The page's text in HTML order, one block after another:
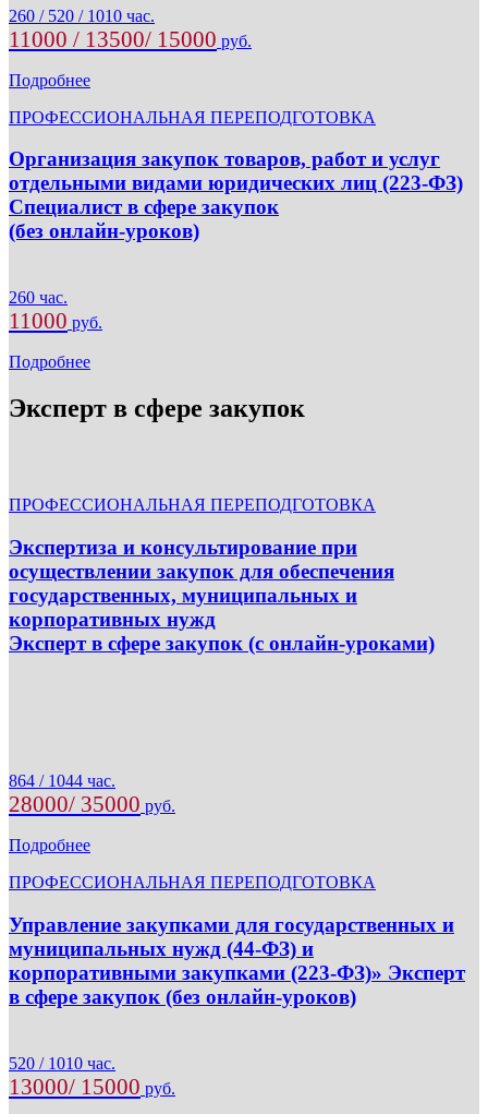
260 / 520 / 1010 час.
11000 / 13500/ 15000 руб.
Подробнее
ПРОФЕССИОНАЛЬНАЯ ПЕРЕПОДГОТОВКА
Организация закупок товаров, работ и услуг
отдельными видами юридических лиц (223-ФЗ)
Специалист в сфере закупок
(без онлайн-уроков)
260 час.
11000 руб.
Подробнее
Эксперт в сфере закупок
ПРОФЕССИОНАЛЬНАЯ ПЕРЕПОДГОТОВКА
Экспертиза и консультирование при
осуществлении закупок для обеспечения
государственных, муниципальных и
корпоративных нужд
Эксперт в сфере закупок (с онлайн-уроками)
864 / 1044 час.
28000/ 35000 руб.
Подробнее
ПРОФЕССИОНАЛЬНАЯ ПЕРЕПОДГОТОВКА
Управление закупками для государственных и
муниципальных нужд (44-ФЗ) и
корпоративными закупками (223-ФЗ)» Эксперт
в сфере закупок (без онлайн-уроков)
520 / 1010 час.
13000/ 15000 руб.